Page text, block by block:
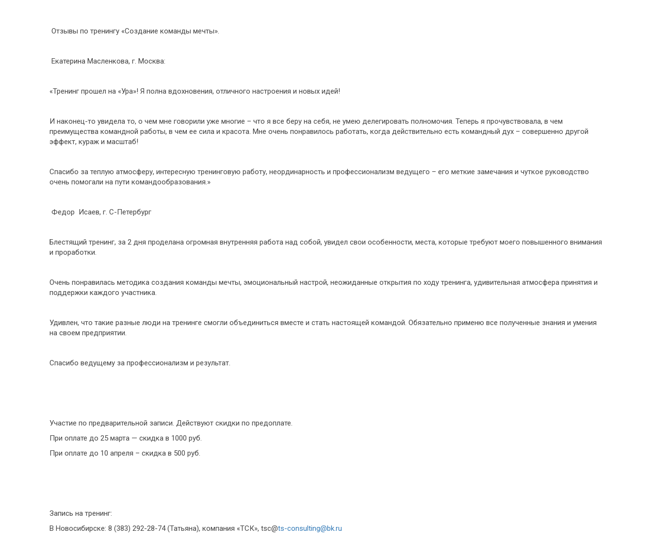
Отзывы по тренингу «Создание команды мечты».
Екатерина Масленкова, г. Москва:
«Тренинг прошел на «Ура»! Я полна вдохновения, отличного настроения и новых идей!
И наконец-то увидела то, о чем мне говорили уже многие – что я все беру на себя, не умею делегировать полномочия. Теперь я прочувствовала, в чем
преимущества командной работы, в чем ее сила и красота. Мне очень понравилось работать, когда действительно есть командный дух – совершенно другой
эффект, кураж и масштаб!
Спасибо за теплую атмосферу, интересную тренинговую работу, неординарность и профессионализм ведущего – его меткие замечания и чуткое руководство
очень помогали на пути командообразования.»
Федор Исаев, г. С-Петербург
Блестящий тренинг, за 2 дня проделана огромная внутренняя работа над собой, увидел свои особенности, места, которые требуют моего повышенного внимания
и проработки.
Очень понравилась методика создания команды мечты, эмоциональный настрой, неожиданные открытия по ходу тренинга, удивительная атмосфера принятия и
поддержки каждого участника.
Удивлен, что такие разные люди на тренинге смогли объединиться вместе и стать настоящей командой. Обязательно применю все полученные знания и умения
на своем предприятии.
Спасибо ведущему за профессионализм и результат.
Участие по предварительной записи. Действуют скидки по предоплате.
При оплате до 25 марта — скидка в 1000 руб.
При оплате до 10 апреля – скидка в 500 руб.
Запись на тренинг:
В Новосибирске: 8 (383) 292-28-74 (Татьяна), компания «ТСК», tsc@ts-consulting@bk.ru